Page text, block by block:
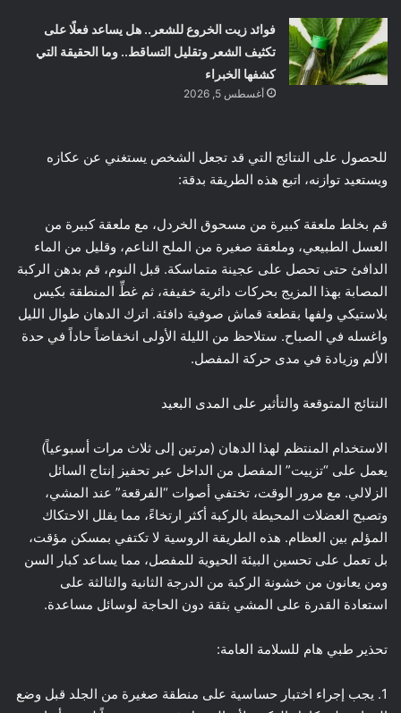
فوائد زيت الخروع للشعر.. هل يساعد فعلًا على
تكثيف الشعر وتقليل التساقط.. وما الحقيقة التي
كشفها الخبراء
أغسطس 5, 2026
للحصول على النتائج التي قد تجعل الشخص يستغني عن عكازه
ويستعيد توازنه، اتبع هذه الطريقة بدقة:
قم بخلط ملعقة كبيرة من مسحوق الخردل، مع ملعقة كبيرة من
العسل الطبيعي، وملعقة صغيرة من الملح الناعم، وقليل من الماء
الدافئ حتى تحصل على عجينة متماسكة. قبل النوم، قم بدهن الركبة
المصابة بهذا المزيج بحركات دائرية خفيفة، ثم غطِّ المنطقة بكيس
بلاستيكي ولفها بقطعة قماش صوفية دافئة. اترك الدهان طوال الليل
واغسله في الصباح. ستلاحظ من الليلة الأولى انخفاضاً حاداً في حدة
الألم وزيادة في مدى حركة المفصل.
النتائج المتوقعة والتأثير على المدى البعيد
الاستخدام المنتظم لهذا الدهان (مرتين إلى ثلاث مرات أسبوعياً)
يعمل على “تزييت” المفصل من الداخل عبر تحفيز إنتاج السائل
الزلالي. مع مرور الوقت، تختفي أصوات “الفرقعة” عند المشي،
وتصبح العضلات المحيطة بالركبة أكثر ارتخاءً، مما يقلل الاحتكاك
المؤلم بين العظام. هذه الطريقة الروسية لا تكتفي بمسكن مؤقت،
بل تعمل على تحسين البيئة الحيوية للمفصل، مما يساعد كبار السن
ومن يعانون من خشونة الركبة من الدرجة الثانية والثالثة على
استعادة القدرة على المشي بثقة دون الحاجة لوسائل مساعدة.
تحذير طبي هام للسلامة العامة:
1. يجب إجراء اختبار حساسية على منطقة صغيرة من الجلد قبل وضع